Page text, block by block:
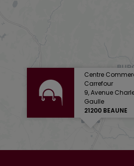
Centre
Carrefour
9, Avenue
Gaulle
21200 BEAUNE